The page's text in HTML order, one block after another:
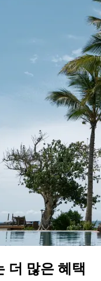
더 많은 혜택